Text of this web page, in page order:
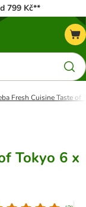
799 Kč**
Fresh Cuisine Taste of
Tokyo 6 x